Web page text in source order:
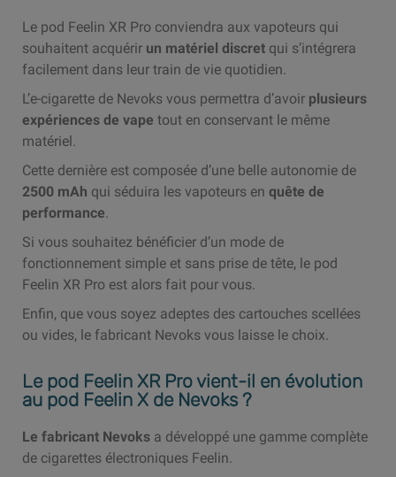
Le pod Feelin XR Pro conviendra aux vapoteurs qui
souhaitent acquérir un matériel discret qui s’intégrera
facilement dans leur train de vie quotidien.
L’e-cigarette de Nevoks vous permettra d’avoir plusieurs
expériences de vape tout en conservant le même
matériel.
Cette dernière est composée d’une belle autonomie de
2500 mAh qui séduira les vapoteurs en quête de
performance.
Si vous souhaitez bénéficier d’un mode de
fonctionnement simple et sans prise de tête, le pod
Feelin XR Pro est alors fait pour vous.
Enfin, que vous soyez adeptes des cartouches scellées
ou vides, le fabricant Nevoks vous laisse le choix.
Le pod Feelin XR Pro vient-il en évolution
au pod Feelin X de Nevoks ?
Le fabricant Nevoks a développé une gamme complète
de cigarettes électroniques Feelin.